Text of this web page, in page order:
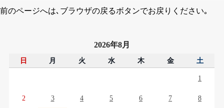
前のページへは､ブラウザの戻るボタンでお戻りください｡
2026年8月
日 月 火 水 木 金 土
1
2 3 4 5 6 7 8